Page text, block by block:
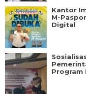
Kantor
M-
Digital
Program